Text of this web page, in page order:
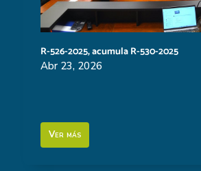
R-526-2025, acumula R-530-2025
Abr 23, 2026
Ver más